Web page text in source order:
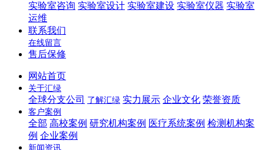
实验室咨询 实验室设计 实验室建设 实验室仪器 实验室
运维
联系我们
在线留言
售后保修
网站首页
关于汇绿
全球分支公司 了解汇绿 实力展示 企业文化 荣誉资质
客户案例
全部 高校案例 研究机构案例 医疗系统案例 检测机构案
例 企业案例
新闻资讯